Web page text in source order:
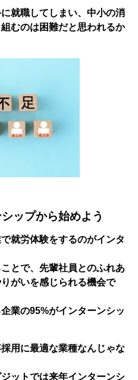
就職してしまい、中小の消
むのは困難だと思われるか
ップから始めよう
就労体験をするのがインタ
とで、先輩社員とのふれあ
がいを感じられる機会で
業の95%がインターンシッ
用に最適な業種なんじゃな
ットでは来年インターンシ